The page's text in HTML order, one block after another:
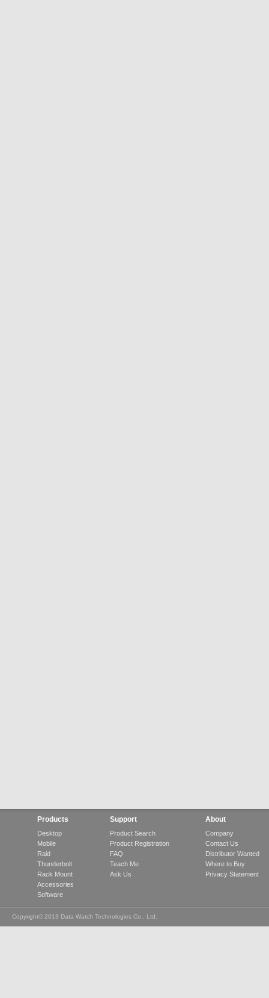
Products
Desktop
Mobile
Raid
Thunderbolt
Rack Mount
Accessories
Software
Support
Product Search
Product Registration
FAQ
Teach Me
Ask Us
About
Company
Contact Us
Distributor Wanted
Where to Buy
Privacy Statement
Copyright© 2013 Data Watch Technologies Co., Ltd.